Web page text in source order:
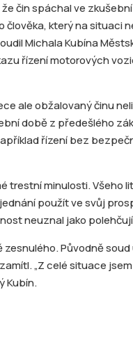
čin spáchal ve
který na situaci
Michala Kubína
řízení motorových
ale obžalovaný činu
době z předešlého
řízení bez
trestní minulosti. Všeho
použít ve svůj
neuznal jako
Původně
„Z celé situace
Kubín.